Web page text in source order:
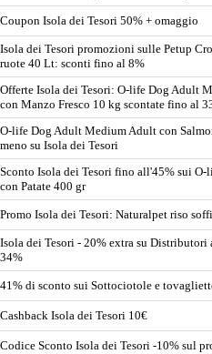
Coupon Isola dei Tesori 50% + omaggio
Isola dei Tesori promozioni sulle Petup
ruote 40 Lt: sconti fino al 8%
Offerte Isola dei Tesori: O-life Dog Adult
con Manzo Fresco 10 kg scontate fino al
O-life Dog Adult Medium Adult con
meno su Isola dei Tesori
Sconto Isola dei Tesori fino all'45% sui
con Patate 400 gr
Promo Isola dei Tesori: Naturalpet riso
Isola dei Tesori - 20% extra su
34%
41% di sconto sui Sottociotole e
Cashback Isola dei Tesori 10€
Codice Sconto Isola dei Tesori -10% sul